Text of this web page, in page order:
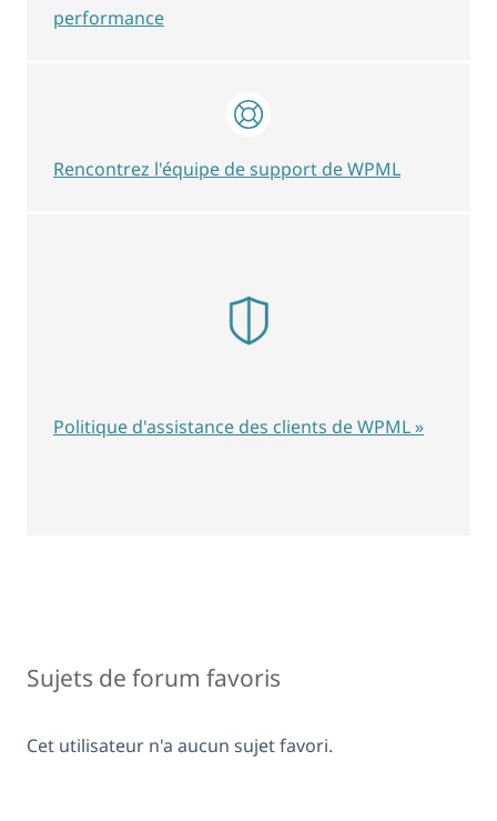
Sujets de forum favoris
Cet utilisateur n'a aucun sujet favori.
performance
Rencontrez l'équipe de support de WPML
Politique d'assistance des clients de WPML »